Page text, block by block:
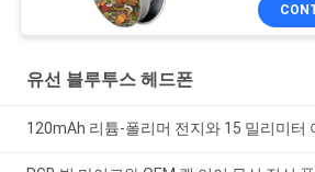
유선 블루투스 헤드폰
120mAh 리튬-폴리머 전지와 15 밀리미터